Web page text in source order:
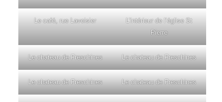
Le café, rue Lavoisier
L’intérieur de l’église St
Pierre
Le chateau de Freschines Le chateau de Freschines
Le chateau de Freschines Le chateau de Freschines